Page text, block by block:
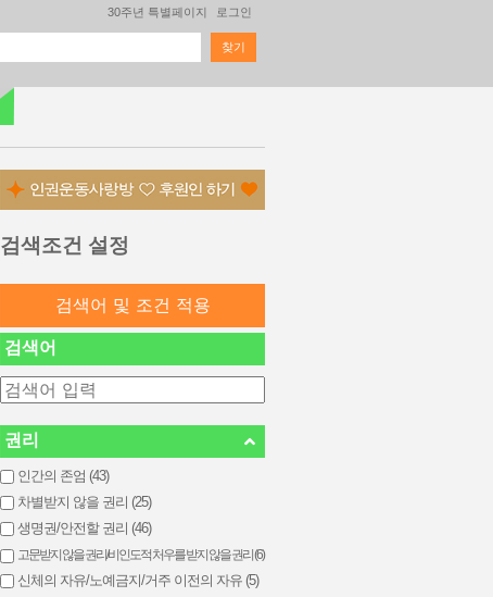
30주년 특별페이지 로그인
검색 폼
검색조건 설정
검색어
권리
인간의 존엄 (43)
차별받지 않을 권리 (25)
생명권/안전할 권리 (46)
고문받지 않을 권리/비인도적 처우를 받지 않을 권리 (6)
신체의 자유/노예금지/거주 이전의 자유 (5)